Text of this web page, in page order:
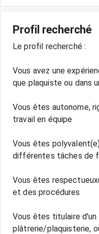
Profil recherché
Le profil recherché :
Vous avez une
que plaquiste ou dans
Vous êtes autonome,
travail en équipe
Vous êtes
différentes tâches de
Vous êtes
et des procédures
Vous êtes titulaire d'un
plâtrerie/plaquisterie,